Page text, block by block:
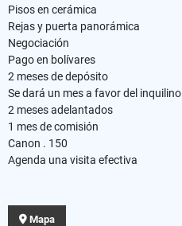
Pisos en cerámica
Rejas y puerta panorámica
Negociación
Pago en bolívares
2 meses de depósito
Se dará un mes a favor del inquilino
2 meses adelantados
1 mes de comisión
Canon . 150
Agenda una visita efectiva
Mapa